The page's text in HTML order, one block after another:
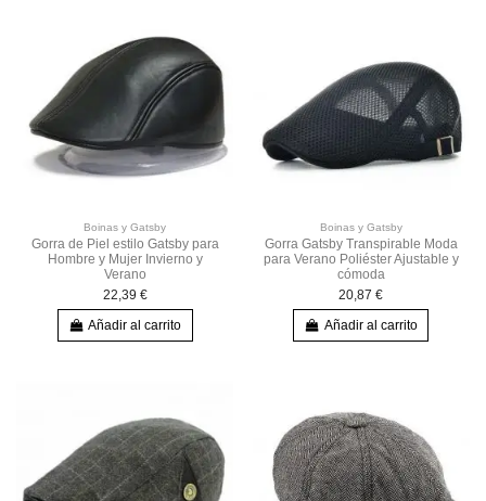
Boinas y Gatsby
Gorra de Piel estilo Gatsby para
Hombre y Mujer Invierno y
Verano
22,39 €
Añadir al carrito
Boinas y Gatsby
Gorra Gatsby Transpirable Moda
para Verano Poliéster Ajustable y
cómoda
20,87 €
Añadir al carrito